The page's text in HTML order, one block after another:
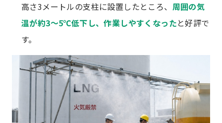
高さ3メートルの支柱に設置したところ、 周囲の気
温が約3～5℃低下し、作業しやすくなったと好評で
す。